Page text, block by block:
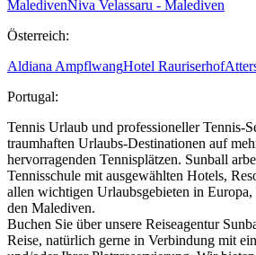
MaledivenNiva Velassaru - Malediven
Österreich:
Aldiana AmpflwangHotel Rauriserhof
Portugal:
Tennis Urlaub und professioneller Tennis-
traumhaften Urlaubs-Destinationen auf
hervorragenden Tennisplätzen. Sunball
Tennisschule mit ausgewählten Hotels,
allen wichtigen Urlaubsgebieten in
den Malediven.
Buchen Sie über unsere Reiseagentur
Reise, natürlich gerne in Verbindung mit